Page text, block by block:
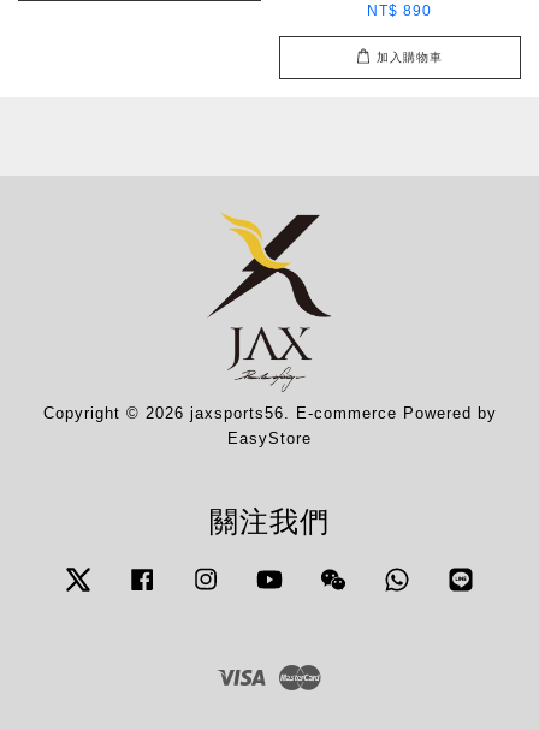
NT$ 890
加入購物車
Copyright © 2026 jaxsports56. E-commerce Powered by
EasyStore
關注我們
Twitter Facebook InstagramYouTube Wechat Whatsapp
Visa